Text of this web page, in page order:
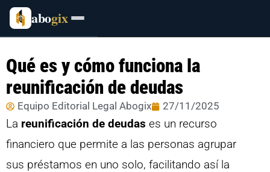
abogix
Qué es y cómo funciona la
reunificación de deudas
Equipo Editorial Legal Abogix 27/11/2025
La reunificación de deudas es un recurso
financiero que permite a las personas agrupar
sus préstamos en uno solo, facilitando así la